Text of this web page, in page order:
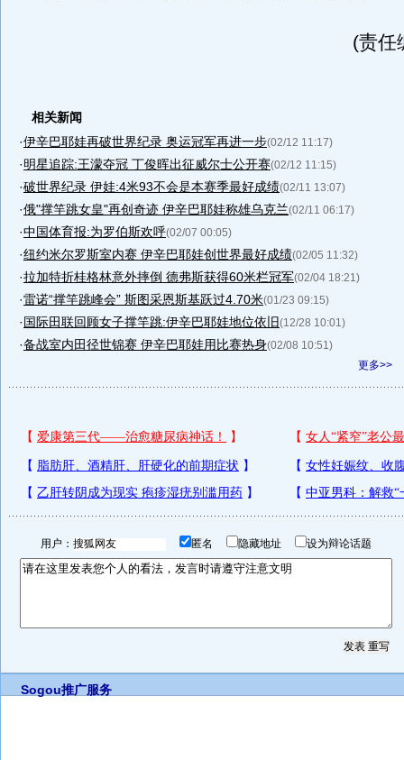
(责任
相关新闻
·伊辛巴耶娃再破世界纪录 奥运冠军再进一步(02/12 11:17)
·明星追踪:王濛夺冠 丁俊晖出征威尔士公开赛(02/12 11:15)
·破世界纪录 伊娃:4米93不会是本赛季最好成绩(02/11 13:07)
·俄"撑竿跳女皇"再创奇迹 伊辛巴耶娃称雄乌克兰(02/11 06:17)
·中国体育报:为罗伯斯欢呼(02/07 00:05)
·纽约米尔罗斯室内赛 伊辛巴耶娃创世界最好成绩(02/05 11:32)
·拉加特折桂格林意外摔倒 德弗斯获得60米栏冠军(02/04 18:21)
·雷诺“撑竿跳峰会” 斯图采恩斯基跃过4.70米(01/23 09:15)
·国际田联回顾女子撑竿跳:伊辛巴耶娃地位依旧(12/28 10:01)
·备战室内田径世锦赛 伊辛巴耶娃用比赛热身(02/08 10:51)
更多>>
用户： 匿名 隐藏地址 设为辩论话题
Sogou推广服务